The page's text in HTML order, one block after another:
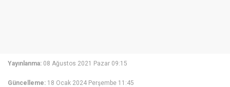
Yayınlanma: 08 Ağustos 2021 Pazar 09:15
Güncelleme: 18 Ocak 2024 Perşembe 11:45